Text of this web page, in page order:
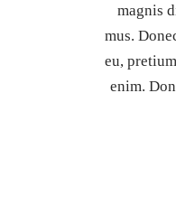
magnis
mus.
eu,
enim.